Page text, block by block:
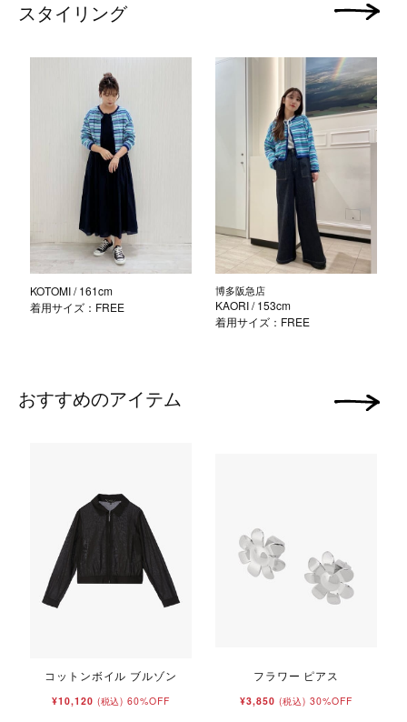
スタイリング
KOTOMI/ 161cm
着用サイズ：FREE
博多阪急店
KAORI/ 153cm
着用サイズ：FREE
次の画像
おすすめのアイテム
コットンボイル ブルゾン
¥10,120 (税込) 60%OFF
フラワー ピアス
¥3,850 (税込) 30%OFF
次の画像